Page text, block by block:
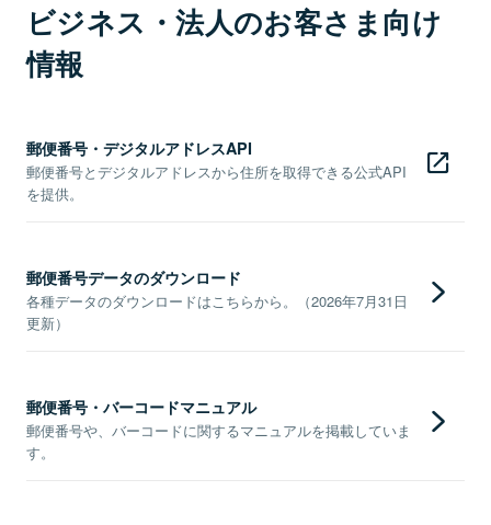
ビジネス・法人のお客さま向け
情報
郵便番号・デジタルアドレスAPI
郵便番号とデジタルアドレスから住所を取得できる公式API
を提供。
郵便番号データのダウンロード
各種データのダウンロードはこちらから。（2026年7月31日
更新）
郵便番号・バーコードマニュアル
郵便番号や、バーコードに関するマニュアルを掲載していま
す。